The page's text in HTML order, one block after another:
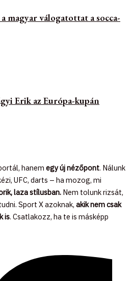
magyar válogatottat a socca-
Erik az Európa-kupán
hanem egy új nézőpont. Nálunk
UFC, darts – ha mozog, mi
laza stílusban. Nem tolunk rizsát,
Sport X azoknak, akik nem csak
is. Csatlakozz, ha te is másképp